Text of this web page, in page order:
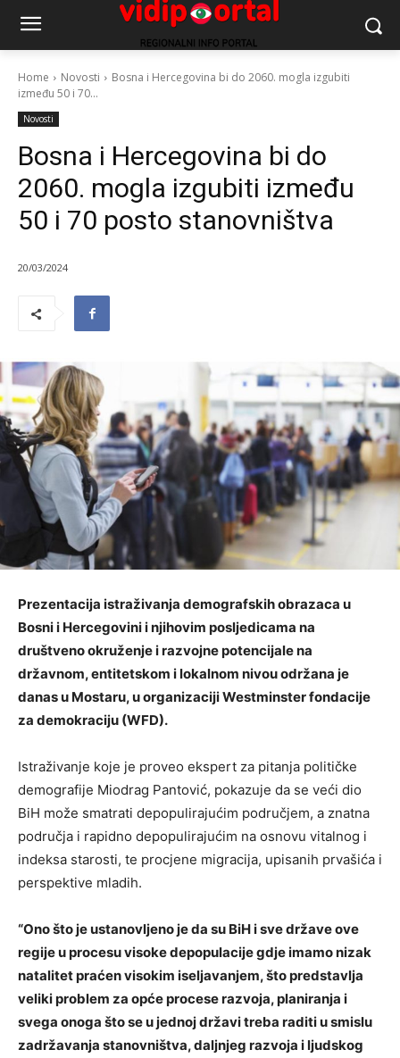
Home Novosti
Bosna i Hercegovina bi do 2060. mogla izgubiti
između 50 i 70...
Novosti
Bosna i Hercegovina bi do
2060. mogla izgubiti između
50 i 70 posto stanovništva
20/03/2024
Prezentacija istraživanja demografskih obrazaca u
Bosni i Hercegovini i njihovim posljedicama na
društveno okruženje i razvojne potencijale na
državnom, entitetskom i lokalnom nivou održana je
danas u Mostaru, u organizaciji Westminster fondacije
za demokraciju (WFD).
Istraživanje koje je proveo ekspert za pitanja političke
demografije Miodrag Pantović, pokazuje da se veći dio
BiH može smatrati depopulirajućim područjem, a znatna
područja i rapidno depopulirajućim na osnovu vitalnog i
indeksa starosti, te procjene migracija, upisanih prvašića i
perspektive mladih.
“Ono što je ustanovljeno je da su BiH i sve države ove
regije u procesu visoke depopulacije gdje imamo nizak
natalitet praćen visokim iseljavanjem, što predstavlja
veliki problem za opće procese razvoja, planiranja i
svega onoga što se u jednoj državi treba raditi u smislu
zadržavanja stanovništva, daljnjeg razvoja i ljudskog